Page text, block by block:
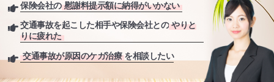
保険会社の 慰謝料提示額に納得がいかない
交通事故を起こした相手や保険会社との やりと
りに疲れた
交通事故が原因のケガ治療 を相談したい